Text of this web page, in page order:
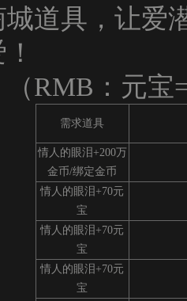
道具，让爱
RMB：元宝
需求道具
情人的眼泪+200万
金币/绑定金币
情人的眼泪+70元
宝
情人的眼泪+70元
宝
情人的眼泪+70元
宝